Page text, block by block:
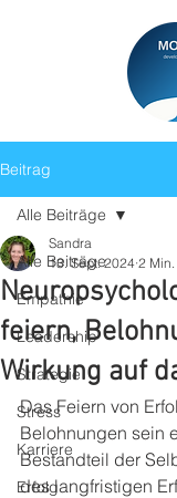
Beitrag
Alle Beiträge
Empathie
Leadership
Strategie
Stress
Karriere
Erfolg
Alle Beiträge
feiern,
Wirkung auf
Sandra
13. Sept. 2024 2
Das Feiern von
Belohnungen sein
Bestandteil der
des langfristigen